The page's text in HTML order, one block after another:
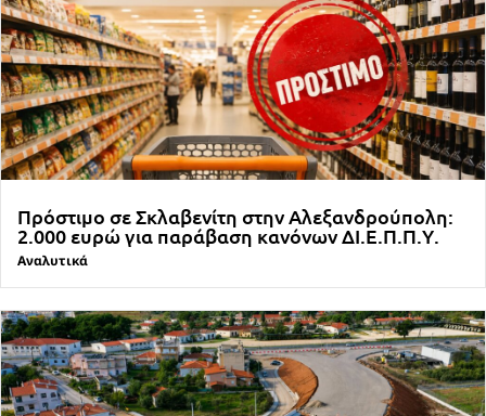
Πρόστιμο σε Σκλαβενίτη στην Αλεξανδρούπολη:
2.000 ευρώ για παράβαση κανόνων ΔΙ.Ε.Π.Π.Υ.
Αναλυτικά